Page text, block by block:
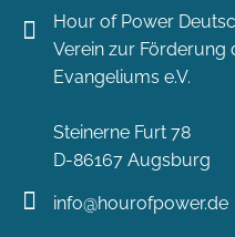
Hour of Power
Verein zur Förderung
Evangeliums e.V.
Steinerne Furt 78
D-86167 Augsburg
info@hourofpower.de